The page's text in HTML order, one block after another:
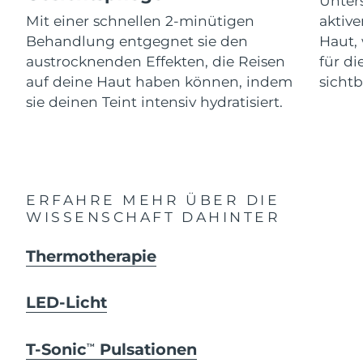
Mit einer schnellen 2-minütigen
Behandlung entgegnet sie den
austrocknenden Effekten, die Reisen
auf deine Haut haben können, indem
sie deinen Teint intensiv hydratisiert.
Haut,
für
ERFAHRE MEHR ÜBER DIE
WISSENSCHAFT DAHINTER
Thermotherapie
LED-Licht
T-SonicTM Pulsationen
For healthy hair
18% PAP
Kosmetik Männer
FOREO APP
ÜBER
Isle of Man Erwartete Lieferung
Israel Erwartete Lieferung 8/12/26
Italien Erwartete Lieferung
Kasachstan Erwartete Lieferung
Kuwait
Lettland